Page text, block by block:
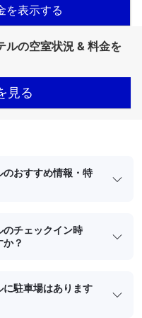
を表示する
の空室状況 & 料金を
見る
おすすめ情報・特
チェックイン時
？
駐車場はあります